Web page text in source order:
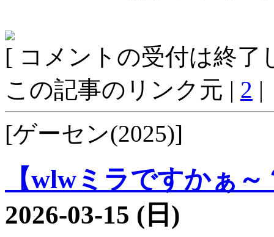
[ コメントの受付は終了
この記事のリンク元 | 2 |
[ゲーセン(2025)]
【wlwミラですかぁ
2026-03-15 (日)